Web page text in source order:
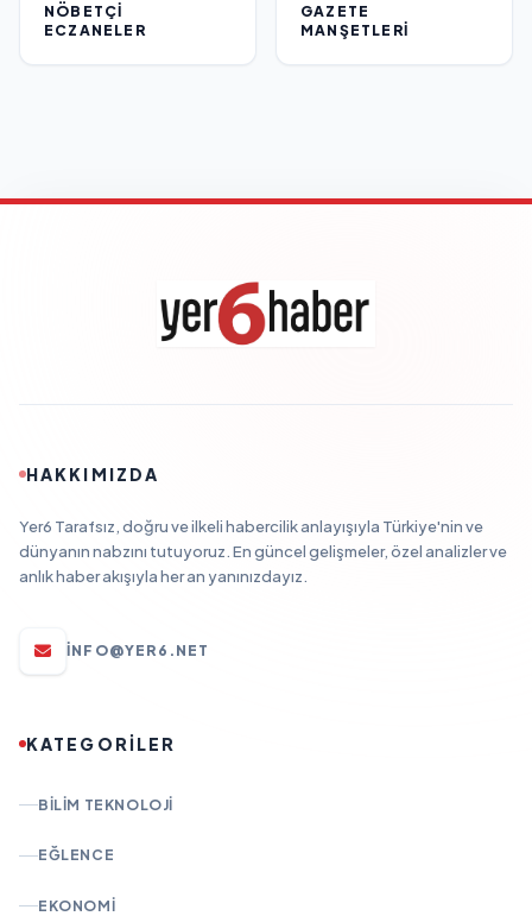
NÖBETÇI
ECZANELER
GAZETE
MANŞETLERI
HAKKIMIZDA
Yer6 Tarafsız, doğru ve ilkeli habercilik anlayışıyla Türkiye'nin ve
dünyanın nabzını tutuyoruz. En güncel gelişmeler, özel analizler ve
anlık haber akışıyla her an yanınızdayız.
INFO@YER6.NET
KATEGORİLER
BILIM TEKNOLOJI
EĞLENCE
EKONOMI